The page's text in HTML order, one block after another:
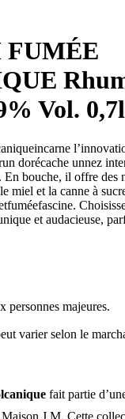
FUMÉE
Vol. 0,7l
dorécache unnez
En bouche, il offre des
miel et la canne à
et audacieuse,
personnes majeures.
varier selon le
fait partie
Maison J.M. Cette